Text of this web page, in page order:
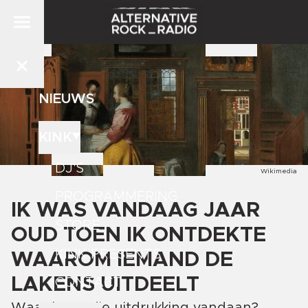
NIEUWS
DJ'S
STORE
KINK PRESENTS
CONTACT
Wikimedia
IK WAS VANDAAG JAAR
OUD TOEN IK ONTDEKTE
WAAROM IEMAND DE
LAKENS UITDEELT